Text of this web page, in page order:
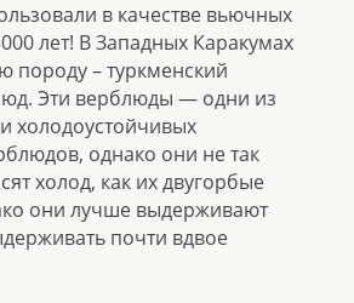
в качестве вьючных
лет! В Западных Каракумах
породу – туркменский
Эти верблюды — одни из
холодоустойчивых
однако они не так
холод, как их двугорбые
они лучше выдерживают
почти вдвое